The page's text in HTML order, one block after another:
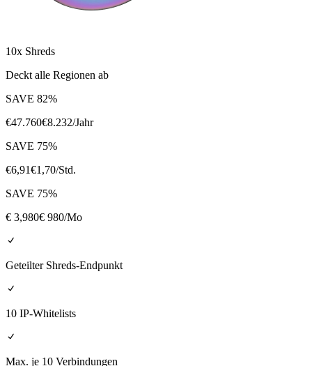
10x Shreds
Deckt alle Regionen ab
SAVE 82%
€47.760€8.232/Jahr
SAVE 75%
€6,91€1,70/Std.
SAVE 75%
€ 3,980€ 980/Mo
Geteilter Shreds-Endpunkt
10 IP-Whitelists
Max. je 10 Verbindungen